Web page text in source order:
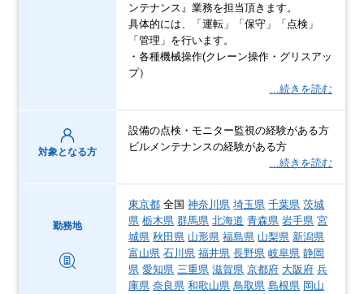
ンテナンス』業務を担当頂きます。
具体的には、「運転」「保守」「点検」
「管理」を行います。
・各種機械操作(クレーン操作・グリスアッ
プ）
…続きを読む
対象となる方
設備の点検・モニター監視の経験がある方
ビルメンテナンスの経験がある方
…続きを読む
勤務地
東京都 全国神奈川県 埼玉県 千葉県 茨城
県 栃木県 群馬県 北海道 青森県 岩手県 宮
城県 秋田県 山形県 福島県 山梨県 新潟県
富山県 石川県 福井県 長野県 岐阜県 静岡
県 愛知県 三重県 滋賀県 京都府 大阪府 兵
庫県 奈良県 和歌山県 鳥取県 島根県 岡山